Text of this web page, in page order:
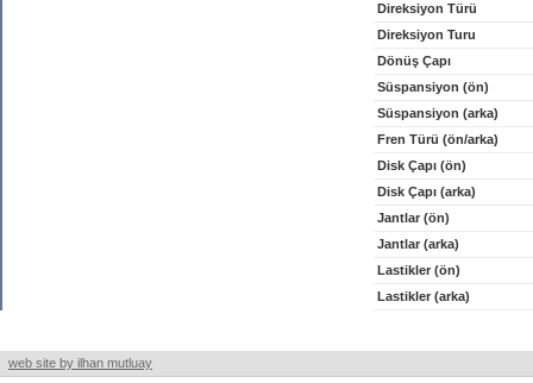
Direksiyon Türü
Direksiyon Turu
Dönüş Çapı
Süspansiyon (ön)
Süspansiyon (arka)
Fren Türü (ön/arka)
Disk Çapı (ön)
Disk Çapı (arka)
Jantlar (ön)
Jantlar (arka)
Lastikler (ön)
Lastikler (arka)
web site by ilhan mutluay